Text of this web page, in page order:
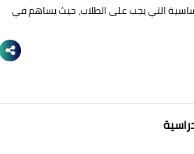
التي يجب على الطلاب، حيث يساهم في